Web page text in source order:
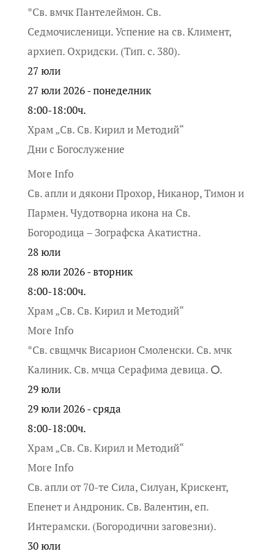
*Св. вмчк Пантелеймон. Св.
Седмочисленици. Успение на св. Климент,
архиеп. Охридски. (Тип. с. 380).
27 юли
27 юли 2026 - понеделник
8:00-18:00ч.
Храм „Св. Св. Кирил и Методий“
Дни с Богослужение
More Info
Св. апли и дякони Прохор, Никанор, Тимон и
Пармен. Чудотворна икона на Св.
Богородица – Зографска Акатистна.
28юли
28 юли 2026 - вторник
8:00-18:00ч.
Храм „Св. Св. Кирил и Методий“
More Info
*Св. свщмчк Висарион Смоленски. Св. мчк
Калиник. Св. мчца Серафима девица. ⭘.
29юли
29 юли 2026 - сряда
8:00-18:00ч.
Храм „Св. Св. Кирил и Методий“
More Info
Св. апли от 70-те Сила, Силуан, Крискент,
Епенет и Андроник. Св. Валентин, еп.
Интерамски. (Богородични заговезни).
30юли